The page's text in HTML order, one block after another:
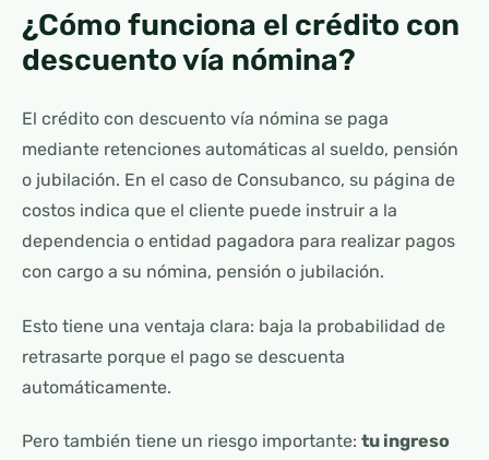
¿Cómo funciona el crédito con
descuento vía nómina?
El crédito con descuento vía nómina se paga
mediante retenciones automáticas al sueldo, pensión
o jubilación. En el caso de Consubanco, su página de
costos indica que el cliente puede instruir a la
dependencia o entidad pagadora para realizar pagos
con cargo a su nómina, pensión o jubilación.
Esto tiene una ventaja clara: baja la probabilidad de
retrasarte porque el pago se descuenta
automáticamente.
Pero también tiene un riesgo importante: tu ingreso